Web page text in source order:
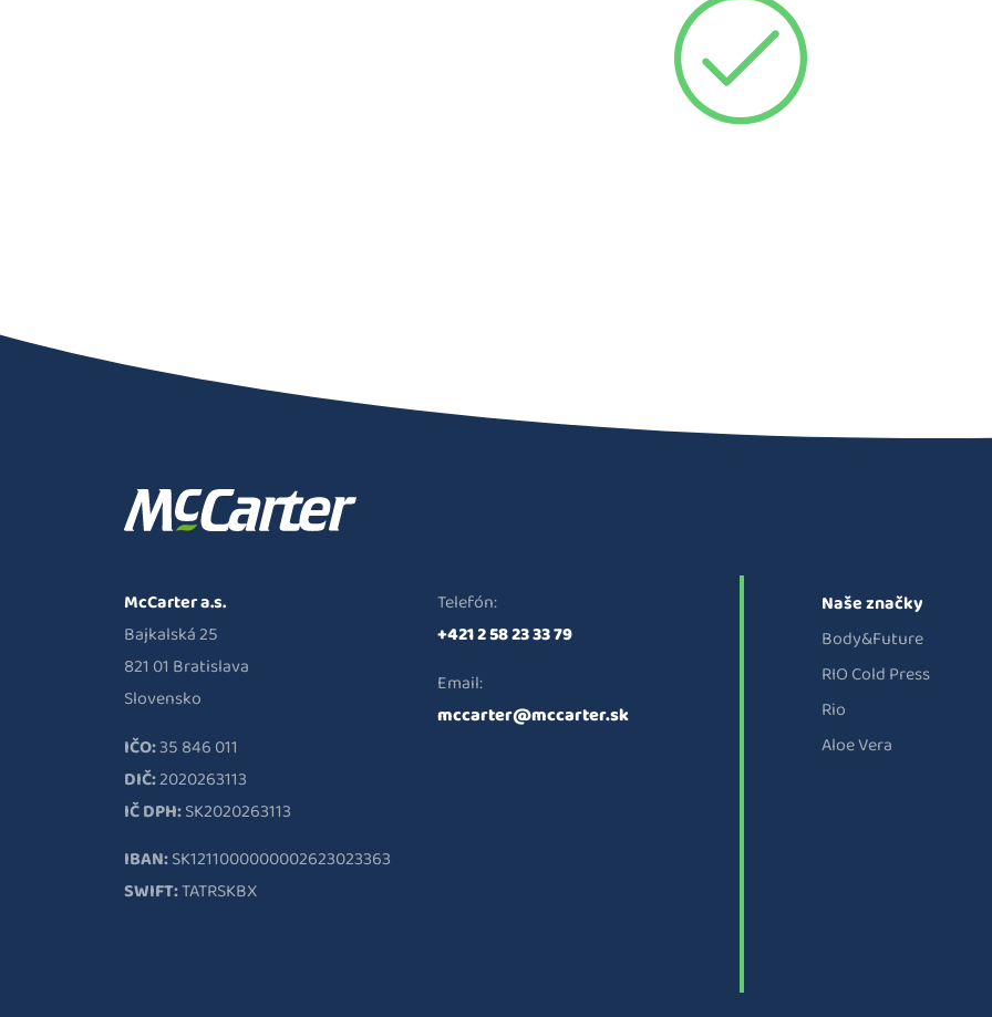
McCarter a.s.
Bajkalská 25
821 01 Bratislava
Slovensko
IČO:35 846 011
DIČ:2020263113
IČ DPH:SK2020263113
IBAN:SK1211000000002623023363
SWIFT:TATRSKBX
Telefón:
+421 2 58 23 33 79
Email:
mccarter@mccarter.sk
Naše značky
Body&Future
RIO Cold Press
Rio
Aloe Vera